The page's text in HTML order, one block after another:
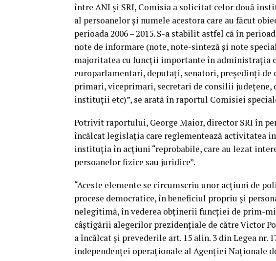
între ANI şi SRI, Comisia a solicitat celor două
al persoanelor şi numele acestora care au făcut
perioada 2006 – 2015. S-a stabilit astfel că în
note de informare (note, note-sinteză şi note
majoritatea cu funcţii importante în administraţia
europarlamentari, deputaţi, senatori, preşedinţi de
primari, viceprimari, secretari de consilii
instituţii etc)”, se arată în raportul Comisiei
Potrivit raportului, George Maior, director SRI în
încălcat legislaţia care reglementează activitatea
instituţia în acţiuni “reprobabile, care au lezat
persoanelor fizice sau juridice”.
“Aceste elemente se circumscriu unor acţiuni de
procese democratice, în beneficiul propriu şi
nelegitimă, în vederea obţinerii funcţiei de prim-
câştigării alegerilor prezidenţiale de către Victor
a încălcat şi prevederile art. 15 alin. 3 din Legea nr.
independenţei operaţionale al Agenţiei Naţionale